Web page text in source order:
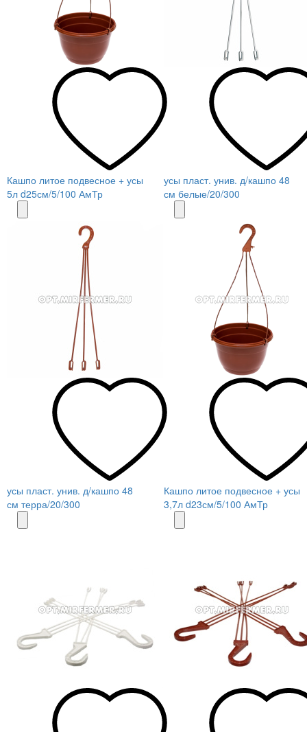
Кашпо литое подвесное + усы
5л d25см/5/100 АмТр
усы пласт. унив. д/кашпо 48
см белые/20/300
усы пласт. унив. д/кашпо 48
см терра/20/300
Кашпо литое подвесное + усы
3,7л d23см/5/100 АмТр